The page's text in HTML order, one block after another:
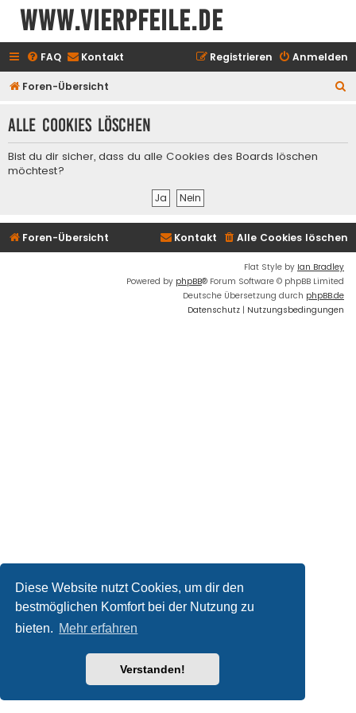
Diese Website nutzt Cookies, um dir den
bestmöglichen Komfort bei der Nutzung zu
bieten. Mehr erfahren
Verstanden!
www.vierpfeile.de
FAQ Kontakt Anmelden
Registrieren
Foren-Übersicht
h
Alle Cookies löschen
Bist du dir sicher, dass du alle Cookies des Boards löschen
möchtest?
Foren-Übersicht Alle Cookies löschen
Kontakt
Flat Style by Ian Bradley
Powered by phpBB® Forum Software © phpBB Limited
Deutsche Übersetzung durch phpBB.de
Datenschutz | Nutzungsbedingungen